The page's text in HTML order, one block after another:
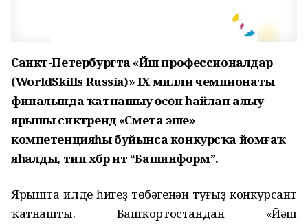
Санкт-Петербургта «Йәш профессионалдар
(WorldSkills Russia)» IX милли чемпионаты
финалында ҡатнашыу өсөн һайлап алыу
ярышы сиктәрендә «Смета эше»
компетенцияһы буйынса конкурсҡа йомғаҡ
яһалды, тип хәбәр итә “Башинформ”.
Ярышта илдең һигеҙ төбәгенән туғыҙ конкурсант
ҡатнашты. Башҡортостандан «Йәш